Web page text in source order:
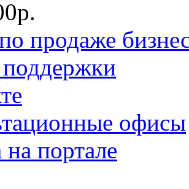
продаже
офисы
портале